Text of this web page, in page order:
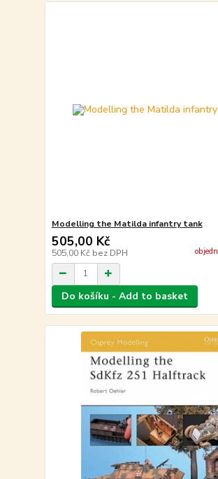
Modelling the Matilda infantry tank
505,00 Kč
505,00 Kč bez DPH
Do košíku - Add to basket